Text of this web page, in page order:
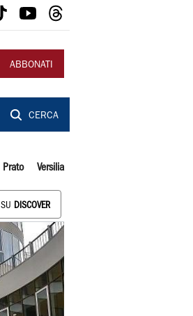
ABBONATI
CERCA
Prato Versilia
DISCOVER